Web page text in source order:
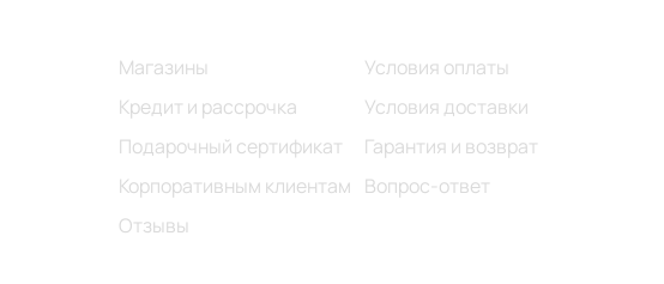
Магазины
Кредит и рассрочка
Подарочный сертификат
Корпоративным клиентам
Отзывы
Условия оплаты
Условия доставки
Гарантия и возврат
Вопрос-ответ